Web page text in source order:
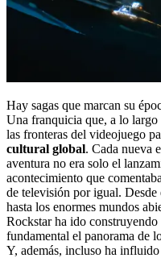
Hay sagas que marcan su
Una franquicia que, a lo largo
las fronteras del videojuego
cultural global. Cada nueva
aventura no era solo el
acontecimiento que
de televisión por igual.
hasta los enormes mundos
Rockstar ha ido construyendo
fundamental el panorama de
Y, además, incluso ha